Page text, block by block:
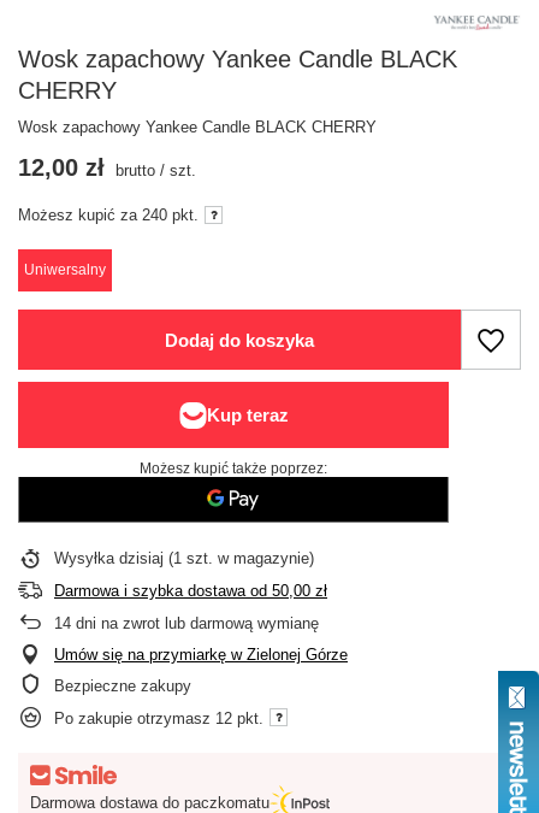
Wosk zapachowy Yankee Candle BLACK
CHERRY
Wosk zapachowy Yankee Candle BLACK CHERRY
Uniwersalny
12,00 zł brutto / szt.
Możesz kupić za 240 pkt.
Dodaj do koszyka
Możesz kupić także poprzez:
Wysyłka dzisiaj (1 szt. w magazynie)
Darmowa i szybka dostawaod 50,00 zł
14 dni na zwrot lub darmową wymianę
Umów się na przymiarkę w Zielonej Górze
Bezpieczne zakupy
Po zakupie otrzymasz 12 pkt.
Darmowa dostawa do paczkomatu